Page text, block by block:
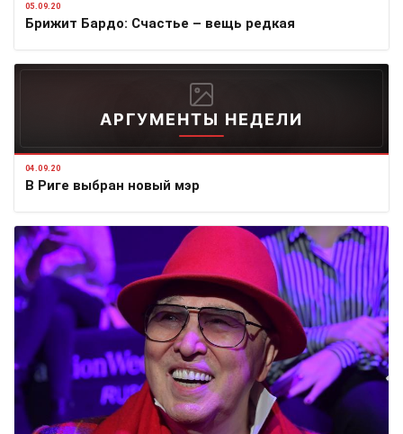
05.09.20
Брижит Бардо: Счастье – вещь редкая
АРГУМЕНТЫ НЕДЕЛИ
04.09.20
В Риге выбран новый мэр